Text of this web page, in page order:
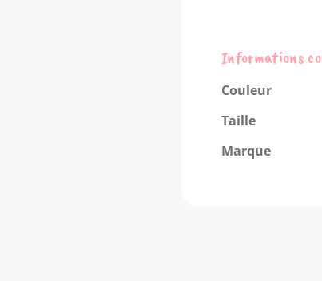
Informations
Couleur
Taille
Marque